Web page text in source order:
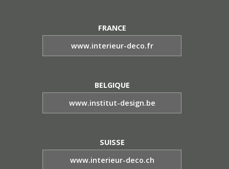
FRANCE
www.interieur-deco.fr
BELGIQUE
www.institut-design.be
SUISSE
www.interieur-deco.ch